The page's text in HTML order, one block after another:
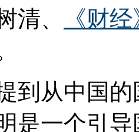
清、
《财
到从中国
是一个引